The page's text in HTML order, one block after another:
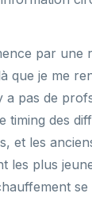
par une
que je me
a pas de
timing des
et les
les plus